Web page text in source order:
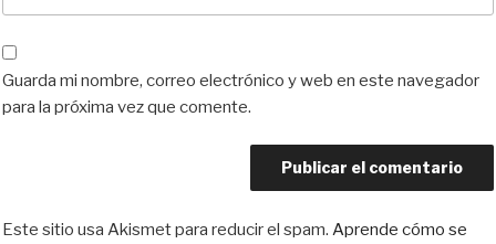
Guarda mi nombre, correo electrónico y web en este navegador
para la próxima vez que comente.
Este sitio usa Akismet para reducir el spam. Aprende cómo se